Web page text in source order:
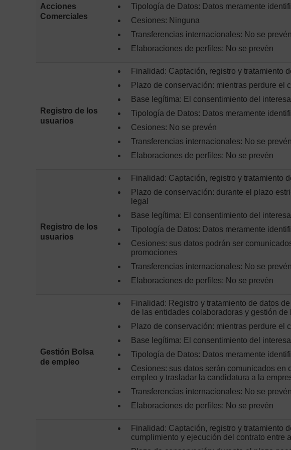
Acciones
Comerciales
Tipología de Datos: Datos meramente
Cesiones: Ninguna
Transferencias internacionales: No se prevén
Elaboraciones de perfiles: No se prevén
Registro de los
usuarios
Finalidad: Captación, registro y tratamiento
Plazo de conservación: mientras perdure el
Base legítima: El consentimiento del
Tipología de Datos: Datos meramente
Cesiones: No se prevén
Transferencias internacionales: No se prevén
Elaboraciones de perfiles: No se prevén
Registro de los
usuarios
Finalidad: Captación, registro y tratamiento
Plazo de conservación: durante el plazo
legal
Base legítima: El consentimiento del
Tipología de Datos: Datos meramente
Cesiones: sus datos podrán ser
promociones
Transferencias internacionales: No se prevén
Elaboraciones de perfiles: No se prevén
Gestión Bolsa
de empleo
Finalidad: Registro y tratamiento de datos
de las entidades colaboradoras y gestión de
Plazo de conservación: mientras perdure el
Base legítima: El consentimiento del
Tipología de Datos: Datos meramente
Cesiones: sus datos serán comunicados
empleo y trasladar la candidatura a la
Transferencias internacionales: No se prevén
Elaboraciones de perfiles: No se prevén
Finalidad: Captación, registro y tratamiento
cumplimiento y ejecución del contrato entre